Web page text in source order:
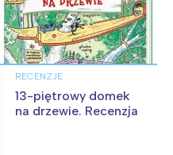
RECENZJE
13-piętrowy domek
na drzewie. Recenzja